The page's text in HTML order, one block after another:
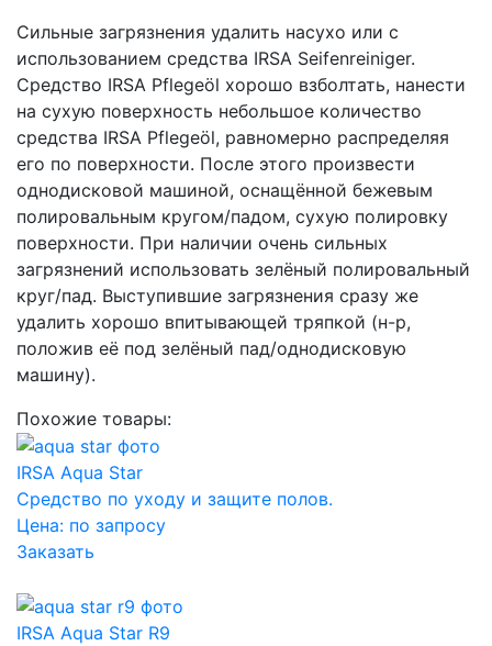
Сильные загрязнения удалить насухо или с
использованием средства IRSA Seifenreiniger.
Средство IRSA Pflegeöl хорошо взболтать, нанести
на сухую поверхность небольшое количество
средства IRSA Pflegeöl, равномерно распределяя
его по поверхности. После этого произвести
однодисковой машиной, оснащённой бежевым
полировальным кругом/падом, сухую полировку
поверхности. При наличии очень сильных
загрязнений использовать зелёный полировальный
круг/пад. Выступившие загрязнения сразу же
удалить хорошо впитывающей тряпкой (н-р,
положив её под зелёный пад/однодисковую
машину).
Похожие товары:
IRSA Aqua Star
Средство по уходу и защите полов.
Цена: по запросу
Заказать
IRSA Aqua Star R9